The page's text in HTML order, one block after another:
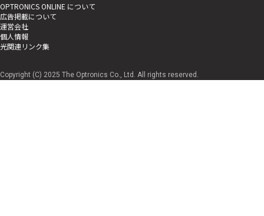
OPTRONICS ONLINE について
広告掲載について
運営会社
個人情報
光関連リンク集
Copyright (C) 2025 The Optronics Co., Ltd. All rights reserved.